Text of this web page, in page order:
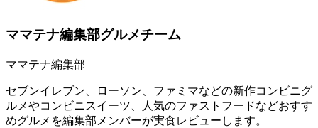
ママテナ編集部グルメチーム
ママテナ編集部
セブンイレブン、ローソン、ファミマなどの新作コンビニグ
ルメやコンビニスイーツ、人気のファストフードなどおすす
めグルメを編集部メンバーが実食レビューします。